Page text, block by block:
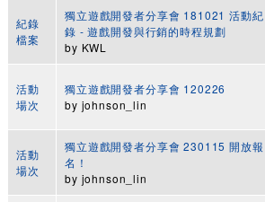
紀錄
檔案
獨立遊戲開發者分享會 181021 活動紀
錄 - 遊戲開發與行銷的時程規劃
by KWL
活動
場次
獨立遊戲開發者分享會 120226
by johnson_lin
活動
場次
獨立遊戲開發者分享會 230115 開放報
名！
by johnson_lin